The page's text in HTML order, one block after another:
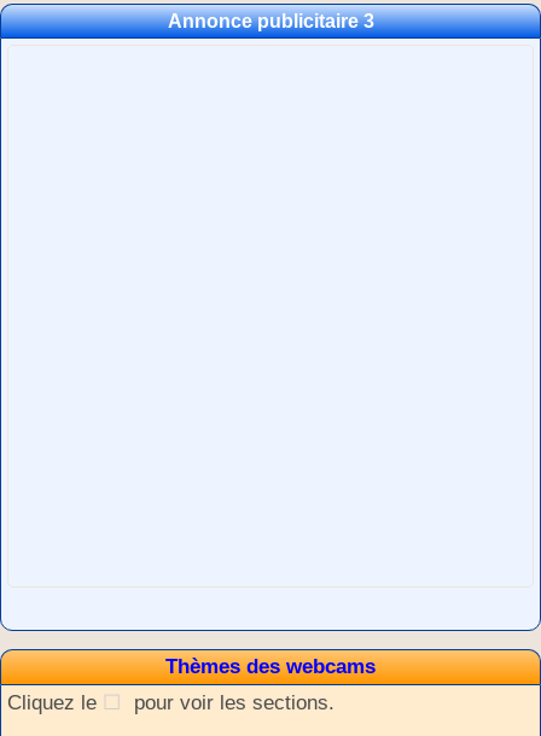
Annonce publicitaire 3
Thèmes des webcams
Cliquez le
pour voir les sections.